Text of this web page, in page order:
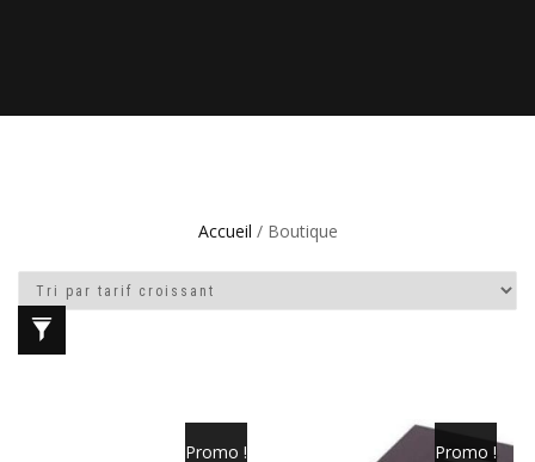
Accueil / Boutique
Promo ! Promo !